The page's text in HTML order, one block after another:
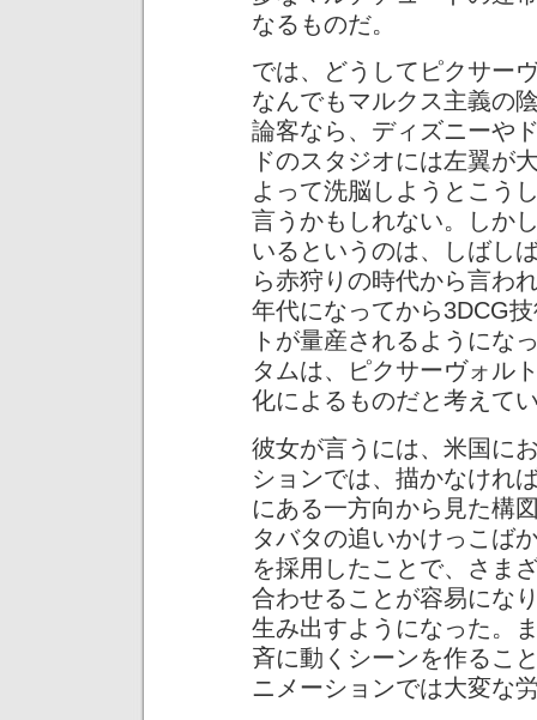
なるものだ。
では、どうしてピクサー
なんでもマルクス主義の
論客なら、ディズニーや
ドのスタジオには左翼が
よって洗脳しようとこう
言うかもしれない。しか
いるというのは、しばし
ら赤狩りの時代から言わ
年代になってから3DCG
トが量産されるようにな
タムは、ピクサーヴォル
化によるものだと考えて
彼女が言うには、米国に
ションでは、描かなけれ
にある一方向から見た構
タバタの追いかけっこば
を採用したことで、さま
合わせることが容易にな
生み出すようになった。
斉に動くシーンを作るこ
ニメーションでは大変な